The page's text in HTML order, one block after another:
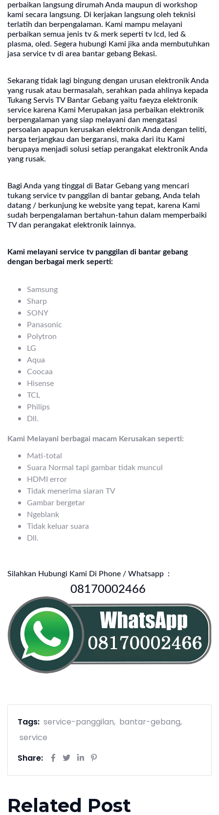
perbaikan langsung dirumah Anda maupun di workshop
kami secara langsung. Di kerjakan langsung oleh teknisi
terlatih dan berpengalaman. Kami mampu melayani
perbaikan semua jenis tv & merk seperti tv lcd, led &
plasma, oled. Segera hubungi Kami jika anda membutuhkan
jasa service tv di area bantar gebang Bekasi.
Sekarang tidak lagi bingung dengan urusan elektronik Anda
yang rusak atau bermasalah, serahkan pada ahlinya kepada
Tukang Servis TV Bantar Gebang yaitu faeyza elektronik
service karena Kami Merupakan jasa perbaikan elektronik
berpengalaman yang siap melayani dan mengatasi
persoalan apapun kerusakan elektronik Anda dengan teliti,
harga terjangkau dan bergaransi, maka dari itu Kami
berupaya menjadi solusi setiap perangakat elektronik Anda
yang rusak.
Bagi Anda yang tinggal di Batar Gebang yang mencari
tukang service tv panggilan di bantar gebang, Anda telah
datang / berkunjung ke website yang tepat, karena Kami
sudah berpengalaman bertahun-tahun dalam memperbaiki
TV dan perangakat elektronik lainnya.
Kami melayani service tv panggilan di bantar gebang
dengan berbagai merk seperti:
Samsung
Sharp
SONY
Panasonic
Polytron
LG
Aqua
Coocaa
Hisense
TCL
Philips
Dll.
Kami Melayani berbagai macam Kerusakan seperti:
Mati-total
Suara Normal tapi gambar tidak muncul
HDMI error
Tidak menerima siaran TV
Gambar bergetar
Ngeblank
Tidak keluar suara
Dll.
Silahkan Hubungi Kami Di Phone / Whatsapp :
08170002466
Tags: service-panggilan bantar-gebang
service
Share:
Related Post